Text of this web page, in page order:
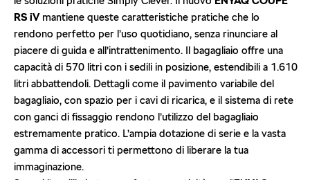
RS iVmantiene queste caratteristiche pratiche che lo
rendono perfetto per l’uso quotidiano, senza rinunciare al
piacere di guida e all’intrattenimento. Il bagagliaio offre una
capacità di 570 litri con i sedili in posizione, estendibili a 1.610
litri abbattendoli. Dettagli come il pavimento variabile del
bagagliaio, con spazio per i cavi di ricarica, e il sistema di rete
con ganci di fissaggio rendono l’utilizzo del bagagliaio
estremamente pratico. L’ampia dotazione di serie e la vasta
gamma di accessori ti permettono di liberare la tua
immaginazione.